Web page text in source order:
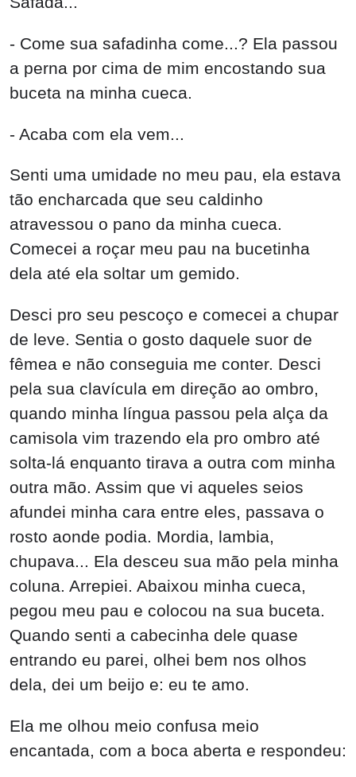
- Come sua safadinha come...? Ela passou
a perna por cima de mim encostando sua
buceta na minha cueca.
- Acaba com ela vem...
Senti uma umidade no meu pau, ela estava
tão encharcada que seu caldinho
atravessou o pano da minha cueca.
Comecei a roçar meu pau na bucetinha
dela até ela soltar um gemido.
Desci pro seu pescoço e comecei a chupar
de leve. Sentia o gosto daquele suor de
fêmea e não conseguia me conter. Desci
pela sua clavícula em direção ao ombro,
quando minha língua passou pela alça da
camisola vim trazendo ela pro ombro até
solta-lá enquanto tirava a outra com minha
outra mão. Assim que vi aqueles seios
afundei minha cara entre eles, passava o
rosto aonde podia. Mordia, lambia,
chupava... Ela desceu sua mão pela minha
coluna. Arrepiei. Abaixou minha cueca,
pegou meu pau e colocou na sua buceta.
Quando senti a cabecinha dele quase
entrando eu parei, olhei bem nos olhos
dela, dei um beijo e: eu te amo.
Ela me olhou meio confusa meio
encantada, com a boca aberta e respondeu: